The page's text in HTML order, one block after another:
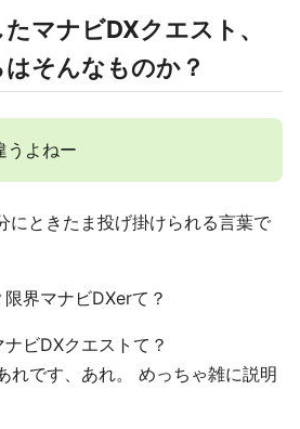
マナビDXクエスト、
そんなものか？
うよねー
にときたま投げ掛けられる言葉で
界マナビDXerて？
ビDXクエストて？
れです、あれ。 めっちゃ雑に説明